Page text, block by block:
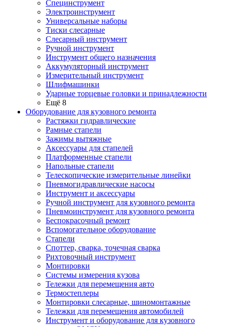
Специнструмент
Электроинструмент
Универсальные наборы
Тиски слесарные
Слесарный инструмент
Ручной инструмент
Инструмент общего назначения
Аккумуляторный инструмент
Измерительный инструмент
Шлифмашинки
Ударные торцевые головки и принадлежности
Ещё 8
Оборудование для кузовного ремонта
Растяжки гидравлические
Рамные стапели
Зажимы вытяжные
Аксессуары для стапелей
Платформенные стапели
Напольные стапели
Телескопические измерительные линейки
Пневмогидравлические насосы
Инструмент и аксессуары
Ручной инструмент для кузовного ремонта
Пневмоинструмент для кузовного ремонта
Беспокрасочный ремонт
Вспомогательное оборудование
Стапели
Споттер, сварка, точечная сварка
Рихтовочный инструмент
Монтировки
Системы измерения кузова
Тележки для перемещения авто
Термостеплеры
Монтировки слесарные, шиномонтажные
Тележки для перемещения автомобилей
Инструмент и оборудование для кузовного